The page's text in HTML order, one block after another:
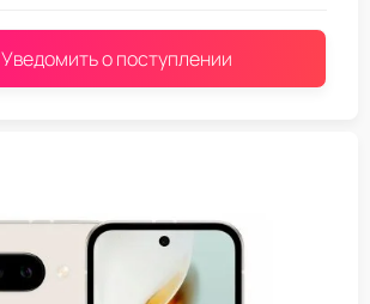
Уведомить о поступлении